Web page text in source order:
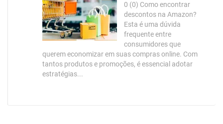
0 (0) Como encontrar
descontos na Amazon?
Esta é uma dúvida
frequente entre
consumidores que
querem economizar em suas compras online. Com
tantos produtos e promoções, é essencial adotar
estratégias...